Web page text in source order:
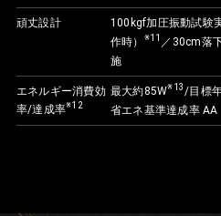
頑丈設計 100kgf加圧振動試験
作時）
※11 ／30cm落
施
エネルギー消費効
率/達成率※12
最大約85W※13/目標
省エネ基準達成率 AA